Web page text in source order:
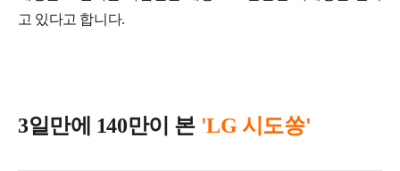
고 있다고 합니다.
3일만에 140만이 본 'LG 시도쏭'